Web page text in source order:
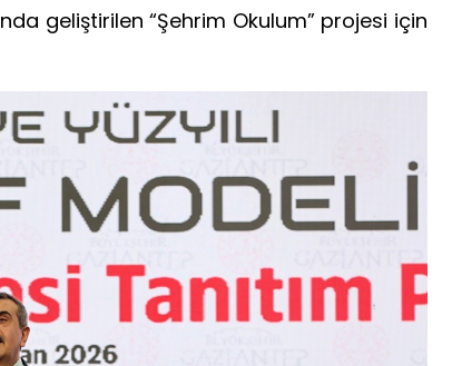
geliştirilen “Şehrim Okulum” projesi için